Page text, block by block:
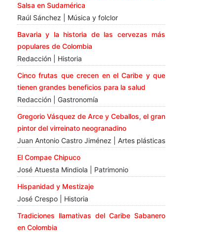
Salsa en Sudamérica
Raúl Sánchez | Música y folclor
Bavaria y la historia de las cervezas más
populares de Colombia
Redacción | Historia
Cinco frutas que crecen en el Caribe y que
tienen grandes beneficios para la salud
Redacción | Gastronomía
Gregorio Vásquez de Arce y Ceballos, el gran
pintor del virreinato neogranadino
Juan Antonio Castro Jiménez | Artes plásticas
El Compae Chipuco
José Atuesta Mindiola | Patrimonio
Hispanidad y Mestizaje
José Crespo | Historia
Tradiciones llamativas del Caribe Sabanero
en Colombia